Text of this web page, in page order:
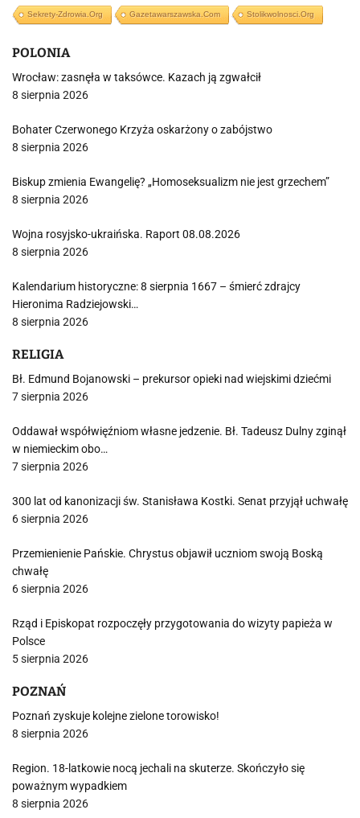
Sekrety-Zdrowia.org Gazetawarszawska.com Stolikwolnosci.org
POLONIA
Wrocław: zasnęła w taksówce. Kazach ją zgwałcił
8 sierpnia 2026
Bohater Czerwonego Krzyża oskarżony o zabójstwo
8 sierpnia 2026
Biskup zmienia Ewangelię? „Homoseksualizm nie jest grzechem”
8 sierpnia 2026
Wojna rosyjsko-ukraińska. Raport 08.08.2026
8 sierpnia 2026
Kalendarium historyczne: 8 sierpnia 1667 – śmierć zdrajcy
Hieronima Radziejowski…
8 sierpnia 2026
RELIGIA
Bł. Edmund Bojanowski – prekursor opieki nad wiejskimi dziećmi
7 sierpnia 2026
Oddawał współwięźniom własne jedzenie. Bł. Tadeusz Dulny zginął
w niemieckim obo…
7 sierpnia 2026
300 lat od kanonizacji św. Stanisława Kostki. Senat przyjął uchwałę
6 sierpnia 2026
Przemienienie Pańskie. Chrystus objawił uczniom swoją Boską
chwałę
6 sierpnia 2026
Rząd i Episkopat rozpoczęły przygotowania do wizyty papieża w
Polsce
5 sierpnia 2026
POZNAŃ
Poznań zyskuje kolejne zielone torowisko!
8 sierpnia 2026
Region. 18-latkowie nocą jechali na skuterze. Skończyło się
poważnym wypadkiem
8 sierpnia 2026